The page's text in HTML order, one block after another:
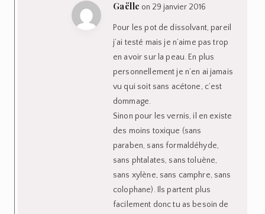
Gaëlle on 29 janvier 2016
Pour les pot de dissolvant, pareil
j’ai testé mais je n’aime pas trop
en avoir sur la peau. En plus
personnellement je n’en ai jamais
vu qui soit sans acétone, c’est
dommage.
Sinon pour les vernis, il en existe
des moins toxique (sans
paraben, sans formaldéhyde,
sans phtalates, sans toluène,
sans xylène, sans camphre, sans
colophane). Ils partent plus
facilement donc tu as besoin de